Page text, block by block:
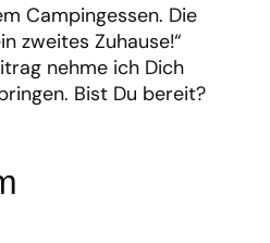
Campingessen. Die
zweites Zuhause!“
nehme ich Dich
Bist Du bereit?